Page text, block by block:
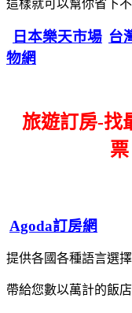
這樣就可以幫你省下不
日本樂天市場 台
物網
旅遊訂房-找
Agoda訂房網
提供各國各種語言選
帶給您數以萬計的飯